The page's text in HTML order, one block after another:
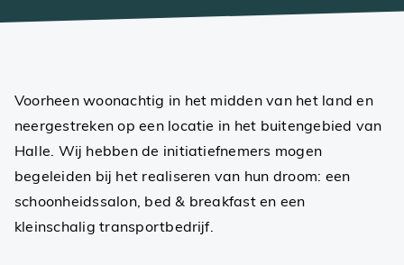
Voorheen woonachtig in het midden van het land en
neergestreken op een locatie in het buitengebied van
Halle. Wij hebben de initiatiefnemers mogen
begeleiden bij het realiseren van hun droom: een
schoonheidssalon, bed & breakfast en een
kleinschalig transportbedrijf.